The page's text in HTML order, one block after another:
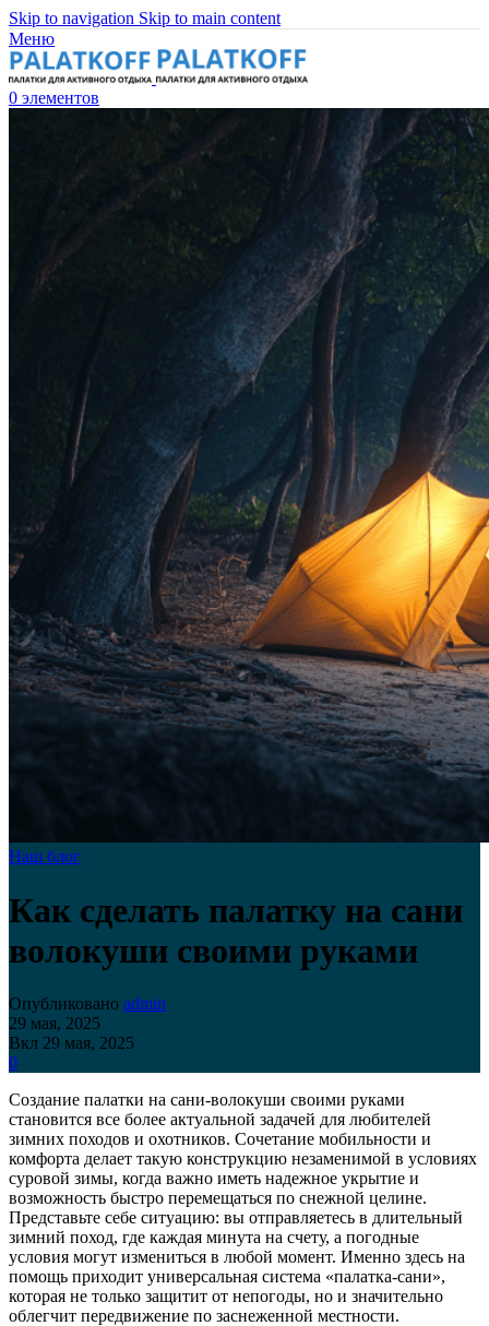
Skip to navigation Skip to main content
Меню
0 элементов
Наш блог
Как сделать палатку на сани
волокуши своими руками
Опубликовано admin
29 мая, 2025
Вкл 29 мая, 2025
0
Создание палатки на сани-волокуши своими руками
становится все более актуальной задачей для любителей
зимних походов и охотников. Сочетание мобильности и
комфорта делает такую конструкцию незаменимой в условиях
суровой зимы, когда важно иметь надежное укрытие и
возможность быстро перемещаться по снежной целине.
Представьте себе ситуацию: вы отправляетесь в длительный
зимний поход, где каждая минута на счету, а погодные
условия могут измениться в любой момент. Именно здесь на
помощь приходит универсальная система «палатка-сани»,
которая не только защитит от непогоды, но и значительно
облегчит передвижение по заснеженной местности.